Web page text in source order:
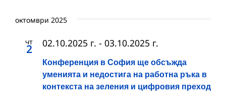
октомври 2025
чт
2
Конференция в София ще обсъжда
уменията и недостига на работна ръка в
контекста на зеления и цифровия преход
02.10.2025 г. - 03.10.2025 г.